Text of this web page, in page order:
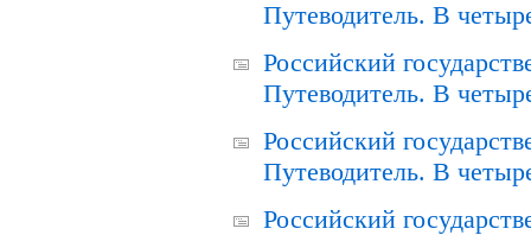
Путеводитель. В
Российский
Путеводитель. В
Российский
Путеводитель. В
Российский